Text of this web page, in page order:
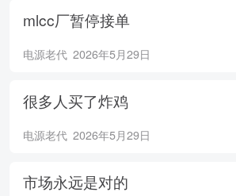
mlcc厂暂停接单
电源老代 2026年5月29日
很多人买了炸鸡
电源老代 2026年5月29日
市场永远是对的